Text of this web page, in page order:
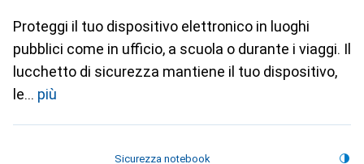
Proteggi il tuo dispositivo elettronico in luoghi
pubblici come in ufficio, a scuola o durante i viaggi. Il
lucchetto di sicurezza mantiene il tuo dispositivo,
le
più
Sicurezza notebook